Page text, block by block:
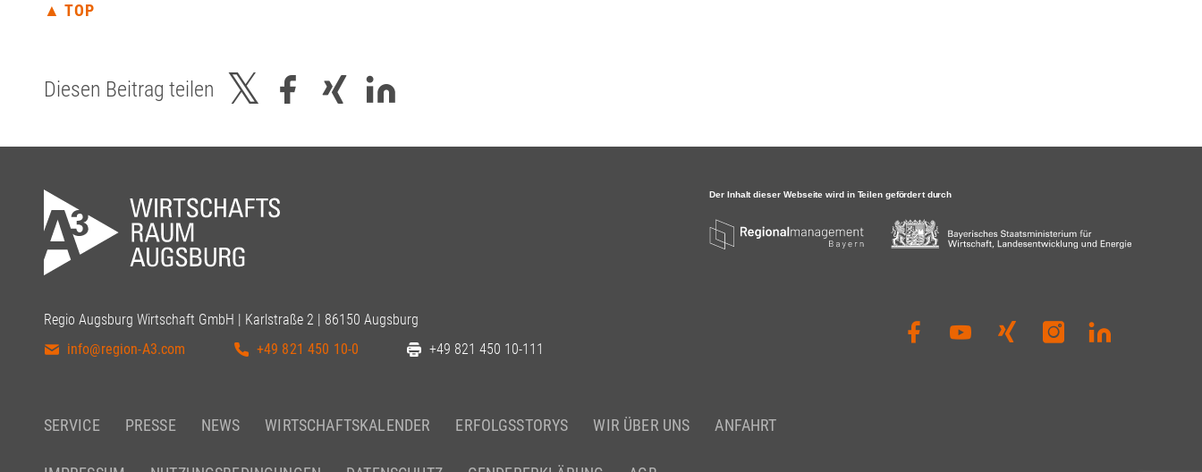
▲ TOP
Diesen Beitrag teilen
Regio Augsburg Wirtschaft GmbH | Karlstraße 2 | 86150 Augsburg
info@region-A3.com
+49 821 450 10-0 +49 821 450 10-111
SERVICE PRESSE NEWS WIRTSCHAFTSKALENDER ERFOLGSSTORYS WIR ÜBER UNS ANFAHRT